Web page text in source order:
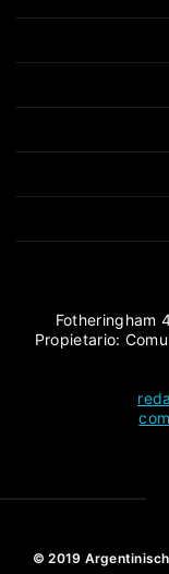
Fotheringham
Propietario:
© 2019